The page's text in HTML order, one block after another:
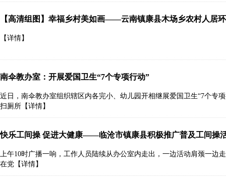
【高清组图】幸福乡村美如画——云南镇康县木场乡农村人居
【详情】
南伞教办室：开展爱国卫生“7个专项行动”
近日，南伞教办室组织辖区内各完小、幼儿园开相继展爱国卫生“7个专
扫厕所 【详情】
快乐工间操 促进大健康——临沧市镇康县积极推广普及工间操
上午10时广播一响，工作人员陆续从办公室内走出，一边活动肩颈一边
在党 【详情】